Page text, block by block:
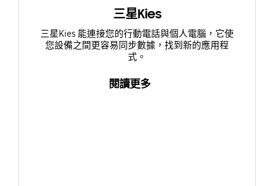
三星Kies
三星Kies 能連接您的行動電話與個人電腦，它使
您設備之間更容易同步數據，找到新的應用程
式。
閱讀更多